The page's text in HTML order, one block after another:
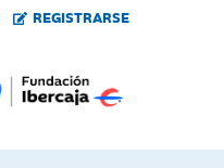
REGISTRARSE